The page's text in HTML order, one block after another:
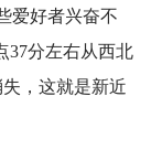
爱好者兴奋不
37分左右从西北
，这就是新近